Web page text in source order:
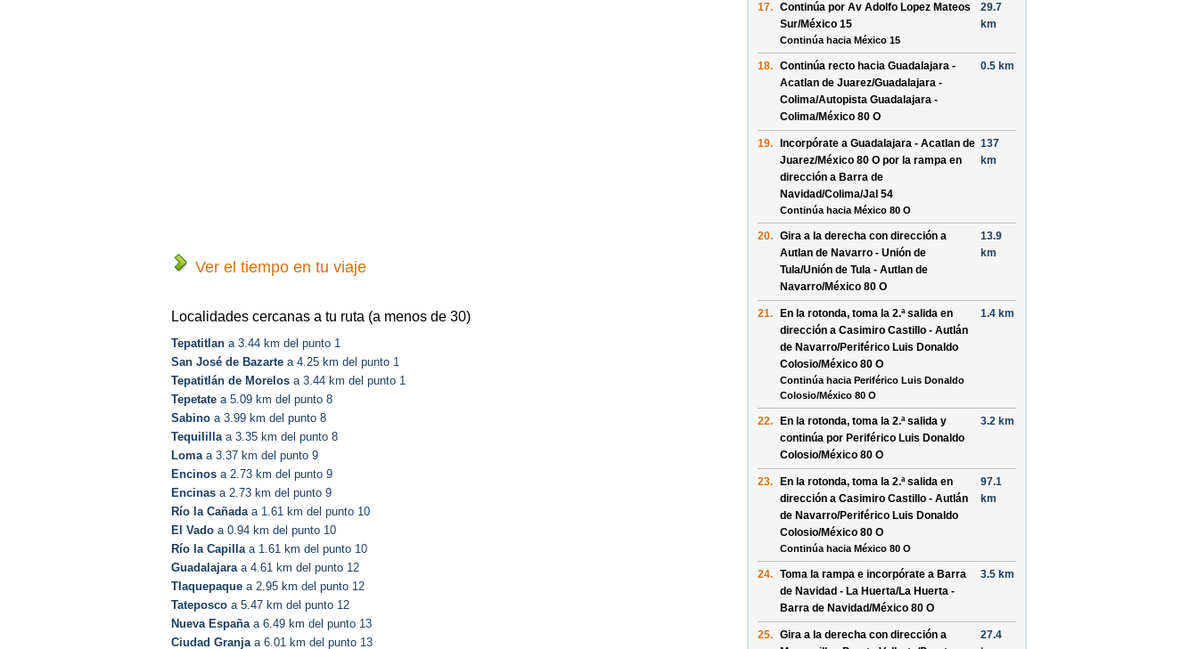
Ver el tiempo en tu viaje
Localidades cercanas a tu ruta (a menos de 30)
Tepatitlan a 3.44 km del punto 1
San José de Bazarte a 4.25 km del punto 1
Tepatitlán de Morelos a 3.44 km del punto 1
Tepetate a 5.09 km del punto 8
Sabino a 3.99 km del punto 8
Tequilillaa 3.35 km del punto 8
Lomaa 3.37 km del punto 9
Encinos a 2.73 km del punto 9
Encinas a 2.73 km del punto 9
Río la Cañadaa 1.61 km del punto 10
El Vado a 0.94 km del punto 10
Río la Capillaa 1.61 km del punto 10
Guadalajaraa 4.61 km del punto 12
Tlaquepaque a 2.95 km del punto 12
Tateposco a 5.47 km del punto 12
Nueva Españaa 6.49 km del punto 13
Ciudad Granjaa 6.01 km del punto 13
17. Continúa por Av Adolfo Lopez Mateos
Sur/México 15
Continúa hacia México 15
29.7
km
18. Continúa recto hacia Guadalajara -
Acatlan de Juarez/Guadalajara -
Colima/Autopista Guadalajara -
Colima/México 80 O
0.5 km
19. Incorpórate a Guadalajara - Acatlan de
Juarez/México 80 O por la rampa en
dirección a Barra de
Navidad/Colima/Jal 54
Continúa hacia México 80 O
137
km
20. Gira a la derecha con dirección a
Autlan de Navarro - Unión de
Tula/Unión de Tula - Autlan de
Navarro/México 80 O
13.9
km
21. En la rotonda, toma la 2.ªsalida en
dirección a Casimiro Castillo - Autlán
de Navarro/Periférico Luis Donaldo
Colosio/México 80 O
Continúa hacia Periférico Luis Donaldo
Colosio/México 80 O
1.4 km
22. En la rotonda, toma la 2.ªsalida y
continúa por Periférico Luis Donaldo
Colosio/México 80 O
3.2 km
23. En la rotonda, toma la 2.ªsalida en
dirección a Casimiro Castillo - Autlán
de Navarro/Periférico Luis Donaldo
Colosio/México 80 O
Continúa hacia México 80 O
97.1
km
24. Toma la rampa e incorpórate a Barra
de Navidad - La Huerta/La Huerta -
Barra de Navidad/México 80 O
3.5 km
25. Gira a la derecha con dirección a
27.4